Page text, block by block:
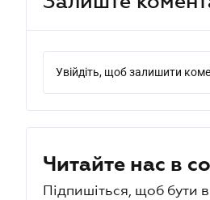
Увійдіть, щоб залишити
Читайте нас в
Підпишіться, щоб бути в